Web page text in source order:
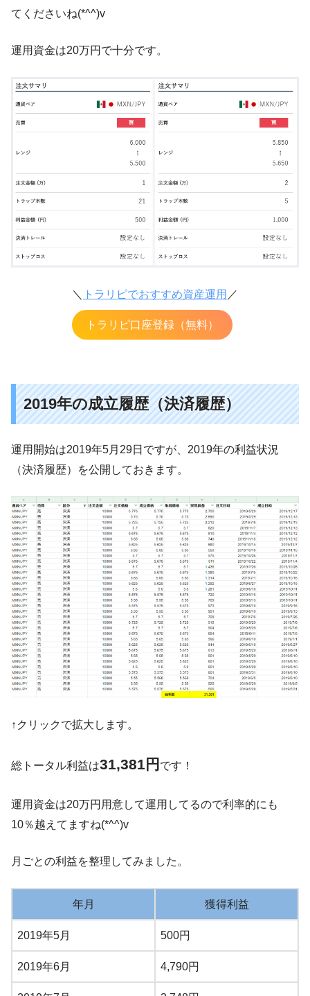
てくださいね(*^^)v
運用資金は20万円で十分です。
＼ トラリピでおすすめ資産運用 ／
トラリピ口座登録（無料）
2019年の成立履歴（決済履歴）
運用開始は2019年5月29日ですが、2019年の利益状況
（決済履歴）を公開しておきます。
↑クリックで拡大します。
総トータル利益は31,381円 です！
運用資金は20万円用意して運用してるので利率的にも
10％越えてますね(*^^)v
月ごとの利益を整理してみました。
年月 獲得利益
2019年5月 500円
2019年6月 4,790円